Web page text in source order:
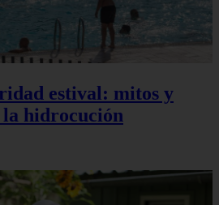
estival: mitos y
la hidrocución